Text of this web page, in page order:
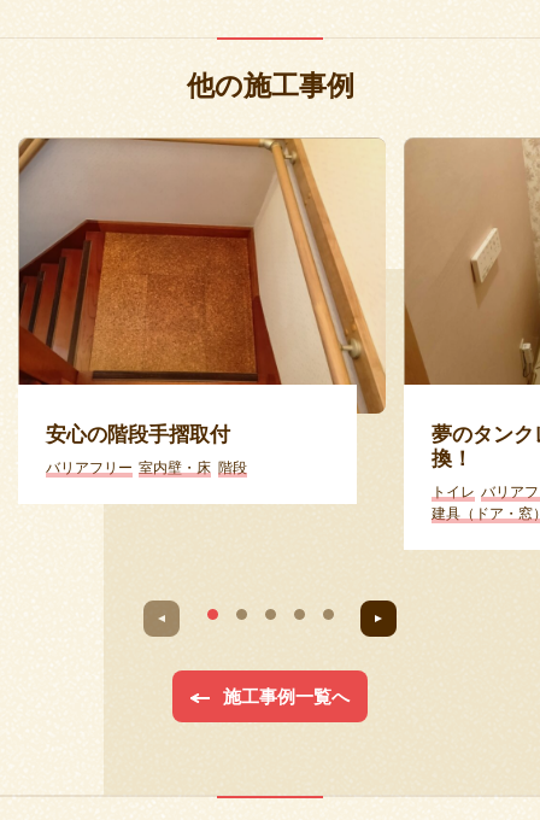
他の施工事例
安心の階段手摺取付
バリアフリー 室内壁・床 階段
夢のタン
換！
トイレ バリア
建具（ドア・窓
施工事例一覧へ